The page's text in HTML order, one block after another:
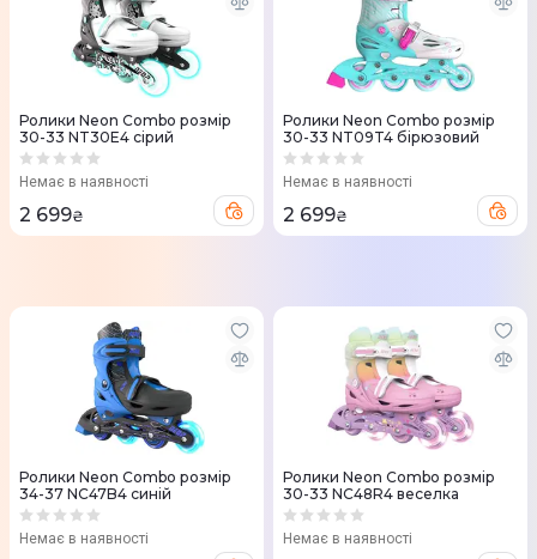
Ролики Neon Combo розмір
30-33 NT30E4 сірий
Немає в наявності
2 699₴
Ролики Neon Combo розмір
30-33 NT09T4 бірюзовий
Немає в наявності
2 699₴
Ролики Neon Combo розмір
34-37 NC47B4 синій
Немає в наявності
Ролики Neon Combo розмір
30-33 NC48R4 веселка
Немає в наявності